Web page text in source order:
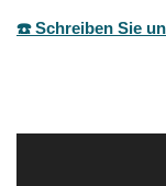
☎️ Schreiben Sie